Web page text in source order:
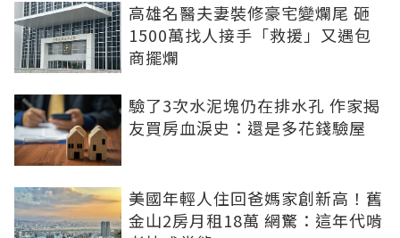
高雄名醫夫妻裝修豪宅變爛尾 砸
1500萬找人接手「救援」又遇包
商擺爛
驗了3次水泥塊仍在排水孔 作家揭
友買房血淚史：還是多花錢驗屋
美國年輕人住回爸媽家創新高！舊
金山2房月租18萬 網驚：這年代啃